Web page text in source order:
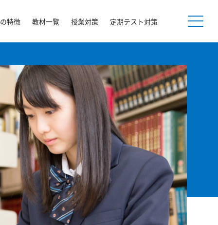
特徴 教材一覧 授業対策 定期テスト対策